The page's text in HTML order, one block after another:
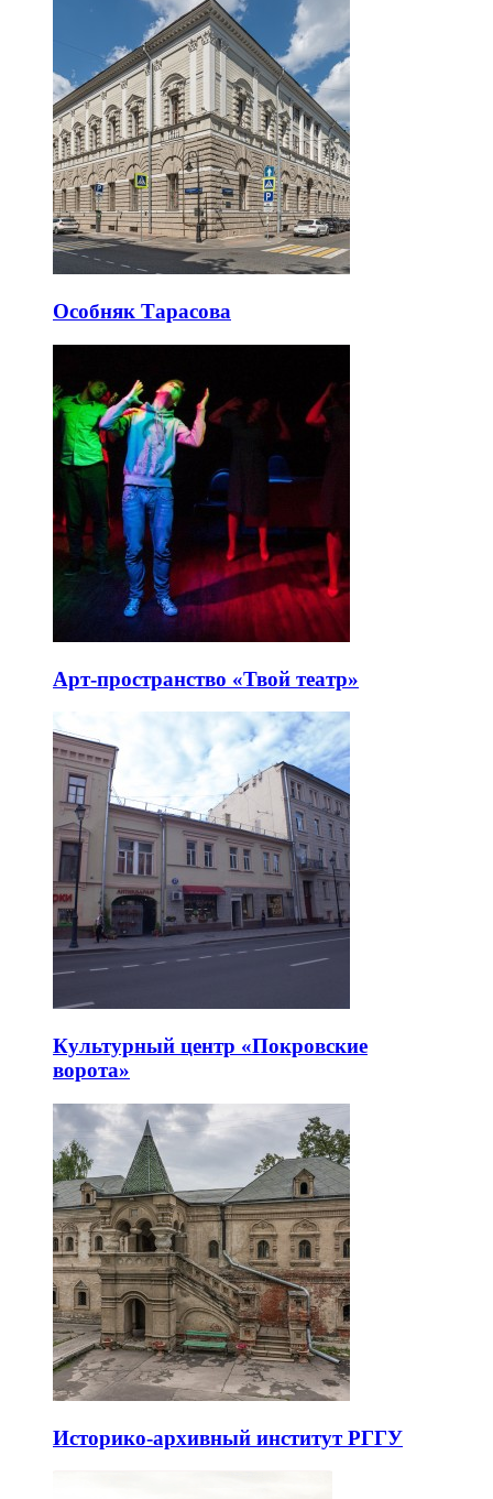
Хамовники пешком: музеи, старые переулки и
набережные
Хамовники нельзя удобно пройти по прямой: музейные
кварталы, Новодевичий ансамбль и Лужники образуют
разные кластеры.
Последние добавленныеинтересные
места
Особняк Тарасова
Арт-пространство «Твой театр»
ворота»